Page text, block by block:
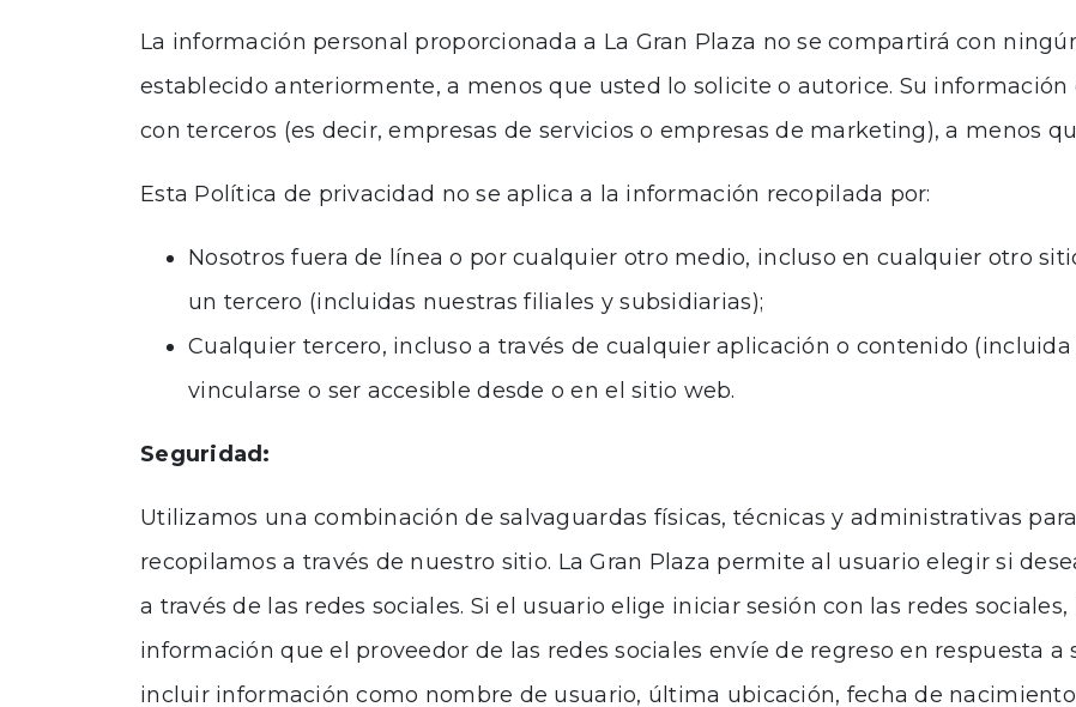
La información personal proporcionada a La Gran Plaza no se compartirá con
establecido anteriormente, a menos que usted lo solicite o autorice. Su
con terceros (es decir, empresas de servicios o empresas de marketing), a menos
Esta Política de privacidad no se aplica a la información recopilada por:
Nosotros fuera de línea o por cualquier otro medio, incluso en cualquier otro
un tercero (incluidas nuestras filiales y subsidiarias);
Cualquier tercero, incluso a través de cualquier aplicación o contenido
vincularse o ser accesible desde o en el sitio web.
Seguridad:
Utilizamos una combinación de salvaguardas físicas, técnicas y administrativas
recopilamos a través de nuestro sitio. La Gran Plaza permite al usuario elegir si
a través de las redes sociales. Si el usuario elige iniciar sesión con las redes
información que el proveedor de las redes sociales envíe de regreso en respuesta a
incluir información como nombre de usuario, última ubicación, fecha de